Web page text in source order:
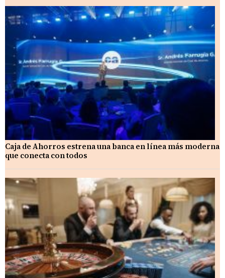
Caja de Ahorros estrena una banca en línea más moderna
que conecta con todos